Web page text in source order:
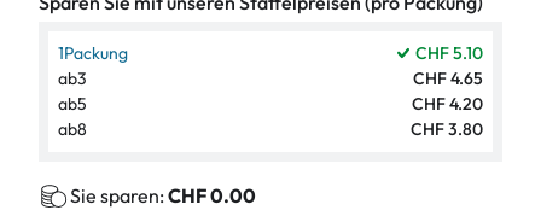
1Packung
CHF 5.10
ab3
CHF 4.65
ab5
CHF 4.20
ab8 CHF 3.80
Sie sparen: CHF 0.00